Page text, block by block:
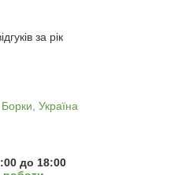
за рік
Україна
до 18:00